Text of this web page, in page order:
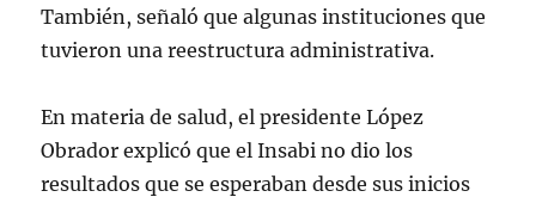
También, señaló que algunas instituciones que
tuvieron una reestructura administrativa.
En materia de salud, el presidente López
Obrador explicó que el Insabi no dio los
resultados que se esperaban desde sus inicios